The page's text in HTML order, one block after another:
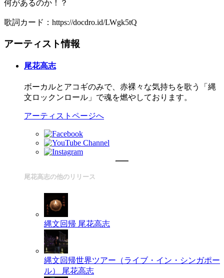
何があるのか！？
歌詞カード：https://docdro.id/LWgk5tQ
アーティスト情報
尾花高志
ボーカルとアコギのみで、赤裸々な気持ちを歌う「縄
文ロックンロール」で魂を燃やしております。
アーティストページへ
尾花高志の他のリリース
縄文回帰 尾花高志
縄文回帰世界ツアー（ライブ・イン・シンガポー
ル）
尾花高志